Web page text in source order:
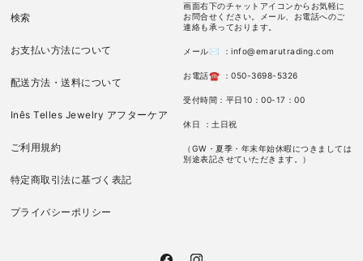
検索
お支払い方法について
配送方法・送料について
Inês Telles Jewelry アフターケア
ご利用規約
特定商取引法に基づく表記
プライバシーポリシー
画面右下のチャットアイコンからお気軽に
お問合せください。メール、お電話へのご
連絡も承っております。
メール✉ ：info@emarutrading.com
お電話☎ ：050-3698-5326
受付時間：平日10：00-17：00
休日 ：土日祝
（GW・夏季・年末年始休暇につきましては
別途表記させていただきます。）